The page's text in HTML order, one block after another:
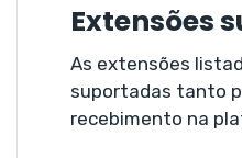
Extensões
As extensões
suportadas tanto
recebimento na